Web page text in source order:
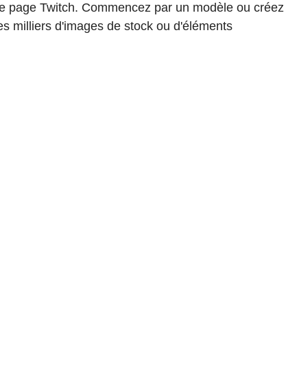
Twitch. Commencez par un modèle ou créez
milliers d'images de stock ou d'éléments